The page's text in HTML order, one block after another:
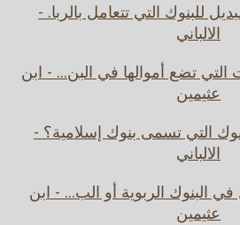
للبنوك التي تتعامل بالربا. -
الالباني
تضع أموالها في البن... - ابن
عثيمين
التي تسمى بنوك إسلامية؟ -
الالباني
البنوك الربوية أو الب... - ابن
عثيمين